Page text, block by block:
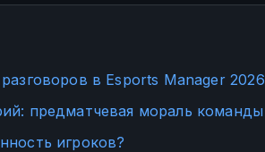
в Esports Manager 2026
предматчевая мораль команды
игроков?